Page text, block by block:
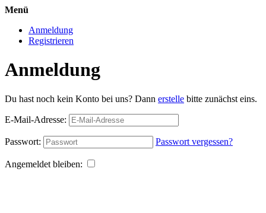
Menü
Anmeldung
Registrieren
Anmeldung
Du hast noch kein Konto bei uns? Dann erstelle bitte zunächst eins.
E-Mail-Adresse:
Passwort: Passwort vergessen?
Angemeldet bleiben: